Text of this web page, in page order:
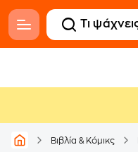
Βιβλία & Κόμικς